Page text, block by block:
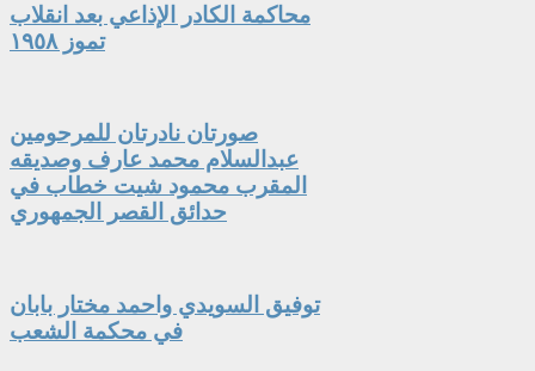
محاكمة الكادر الإذاعي بعد انقلاب
تموز ١٩٥٨
صورتان نادرتان للمرحومين
عبدالسلام محمد عارف وصديقه
المقرب محمود شيت خطاب في
حدائق القصر الجمهوري
توفيق السويدي واحمد مختار بابان
في محكمة الشعب